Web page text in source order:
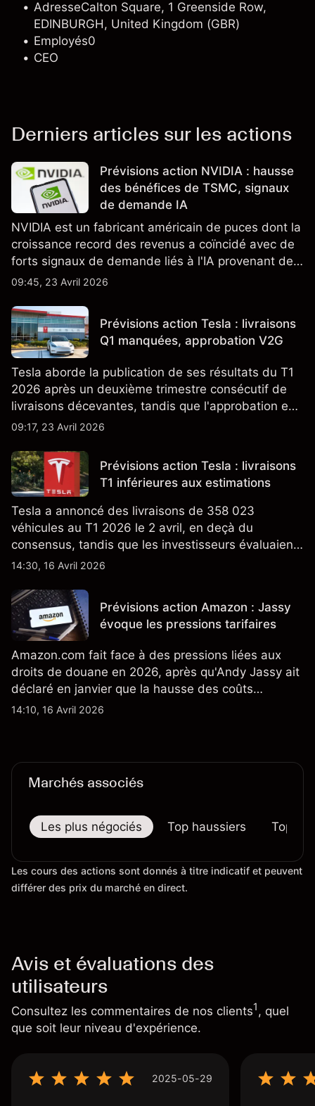
AdresseCalton Square, 1 Greenside Row,
EDINBURGH, United Kingdom (GBR)
Employés0
CEO
Derniers articles sur les actions
Prévisions action NVIDIA : hausse
des bénéfices de TSMC, signaux
de demande IA
NVIDIA est un fabricant américain de puces dont la
croissance record des revenus a coïncidé avec de
forts signaux de demande liés à l'IA provenant de
partenaires clés de la chaîne d'approvisionnement,
passées ne préjugent pas des résultats futurs.
09:45, 23 Avril 2026
Prévisions action Tesla : livraisons
Q1 manquées, approbation V2G
Tesla aborde la publication de ses résultats du T1
2026 après un deuxième trimestre consécutif de
livraisons décevantes, tandis que l'approbation en
Californie d'un programme V2G pour le Cybertruck
énergétique.
09:17, 23 Avril 2026
Prévisions action Tesla : livraisons
T1 inférieures aux estimations
Tesla a annoncé des livraisons de 358 023
véhicules au T1 2026 le 2 avril, en deçà du
consensus, tandis que les investisseurs évaluaient
également la croissance des stocks et les projets
nouveau SUV. Découvrez les objectifs de cours
TSLA d'analystes tiers.
14:30, 16 Avril 2026
Prévisions action Amazon : Jassy
évoque les pressions tarifaires
Amazon.com fait face à des pressions liées aux
droits de douane en 2026, après qu'Andy Jassy ait
déclaré en janvier que la hausse des coûts
d'importation commençait à se répercuter sur
14:10, 16 Avril 2026
Marchés associés
Les plus négociés Top haussiers Top
Les cours des actions sont donnés à titre indicatif et peuvent
différer des prix du marché en direct.
Avis et évaluations des
utilisateurs
Consultez les commentaires de nos clients1, quel
que soit leur niveau d'expérience.
2025-05-29